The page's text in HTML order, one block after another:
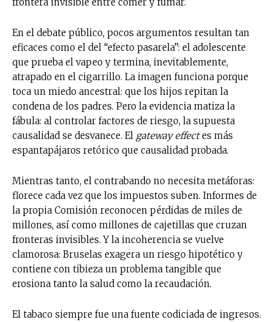
En el debate público, pocos argumentos resultan tan
eficaces como el del “efecto pasarela”: el adolescente
que prueba el vapeo y termina, inevitablemente,
atrapado en el cigarrillo. La imagen funciona porque
toca un miedo ancestral: que los hijos repitan la
condena de los padres. Pero la evidencia matiza la
fábula: al controlar factores de riesgo, la supuesta
causalidad se desvanece. El gateway effectes más
espantapájaros retórico que causalidad probada.
Mientras tanto, el contrabando no necesita metáforas:
florece cada vez que los impuestos suben. Informes de
la propia Comisión reconocen pérdidas de miles de
millones, así como millones de cajetillas que cruzan
fronteras invisibles. Y la incoherencia se vuelve
clamorosa: Bruselas exagera un riesgo hipotético y
contiene con tibieza un problema tangible que
erosiona tanto la salud como la recaudación.
El tabaco siempre fue una fuente codiciada de ingresos.